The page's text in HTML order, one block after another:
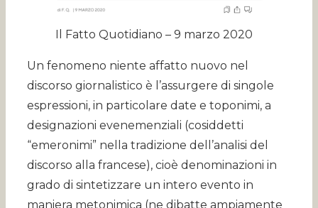
Il Fatto Quotidiano – 9 marzo 2020
Un fenomeno niente affatto nuovo nel
discorso giornalistico è l’assurgere di singole
espressioni, in particolare date e toponimi, a
designazioni evenemenziali (cosiddetti
“emeronimi” nella tradizione dell’analisi del
discorso alla francese), cioè denominazioni in
grado di sintetizzare un intero evento in
maniera metonimica (ne dibatte ampiamente